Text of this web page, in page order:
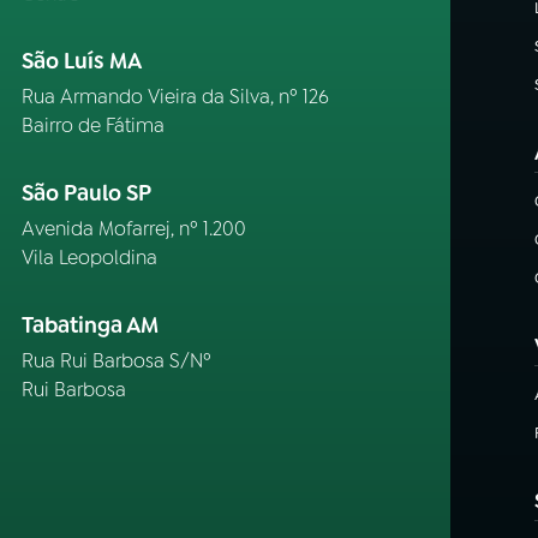
São Luís MA
Rua Armando Vieira da Silva, nº 126
Bairro de Fátima
São Paulo SP
Avenida Mofarrej, nº 1.200
Vila Leopoldina
Tabatinga AM
Rua Rui Barbosa S/Nº
Rui Barbosa